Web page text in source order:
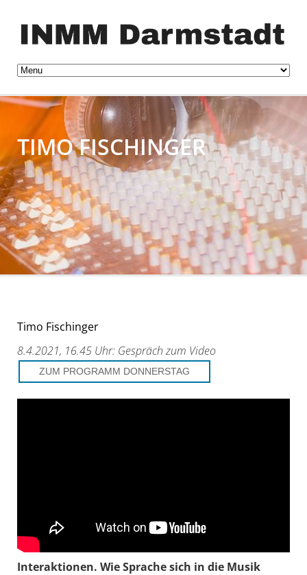
TIMO FISCHINGER
Timo Fischinger
8.4.2021, 16.45 Uhr: Gespräch zum Video
ZUM PROGRAMM DONNERSTAG
Interaktionen. Wie Sprache sich in die Musik